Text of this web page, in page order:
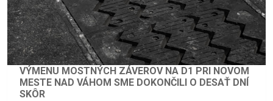
VÝMENU MOSTNÝCH ZÁVEROV NA D1 PRI NOVOM
MESTE NAD VÁHOM SME DOKONČILI O DESAŤ DNÍ
SKÔR